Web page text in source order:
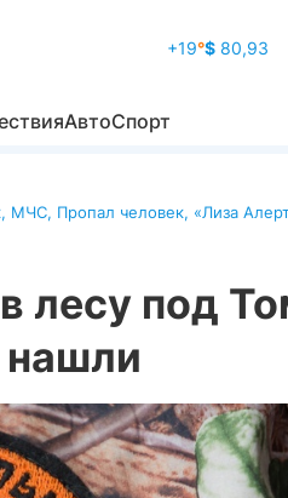
+19°$ 80,93
АвтоСпорт
, МЧС, Пропал человек, «Лиза
лесу под